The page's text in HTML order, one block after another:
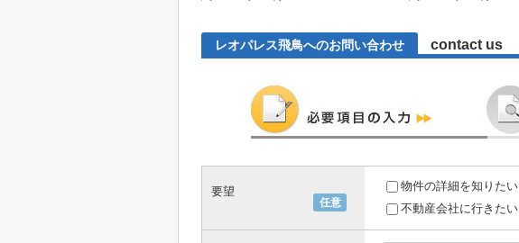
レオパレス飛鳥へのお問い合わせ contact us
任意
要望 物件の詳細を知りたい
不動産会社に行きたい